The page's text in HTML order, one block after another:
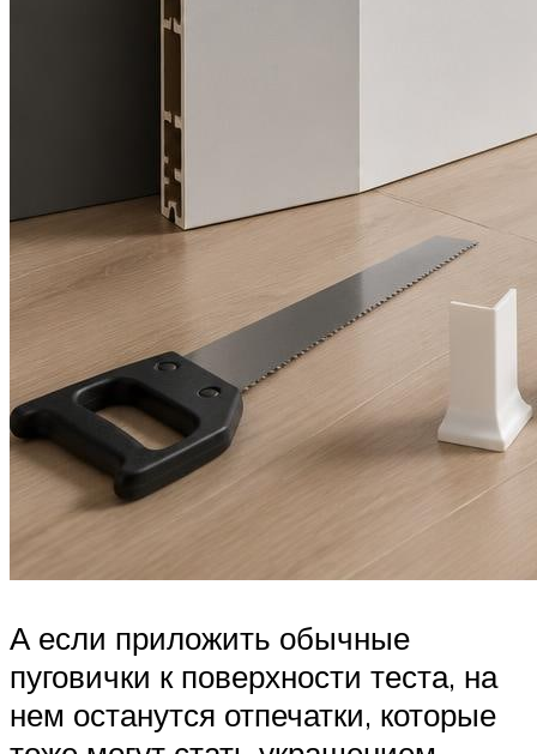
А если приложить обычные
пуговички к поверхности теста, на
нем останутся отпечатки, которые